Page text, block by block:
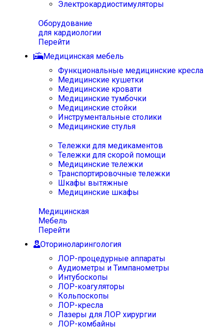
Электрокардиостимуляторы
Оборудование
для кардиологии
Перейти
Медицинская мебель
Функциональные медицинские кресла
Медицинские кушетки
Медицинские кровати
Медицинские тумбочки
Медицинские стойки
Инструментальные столики
Медицинские стулья
Тележки для медикаментов
Тележки для скорой помощи
Медицинские тележки
Транспортировочные тележки
Шкафы вытяжные
Медицинские шкафы
Медицинская
Мебель
Перейти
Оториноларингология
ЛОР-процедурные аппараты
Аудиометры и Тимпанометры
Интубоскопы
ЛОР-коагуляторы
Кольпоскопы
ЛОР-кресла
Лазеры для ЛОР хирургии
ЛОР-комбайны